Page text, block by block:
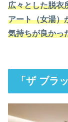
広々とした脱衣
アート（女湯）
気持ちが良かっ
「ザ ブラ